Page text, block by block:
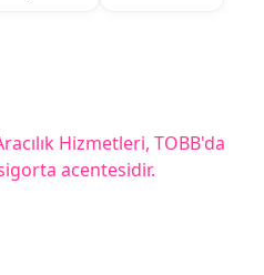
Hizmetleri, TOBB'da
acentesidir.